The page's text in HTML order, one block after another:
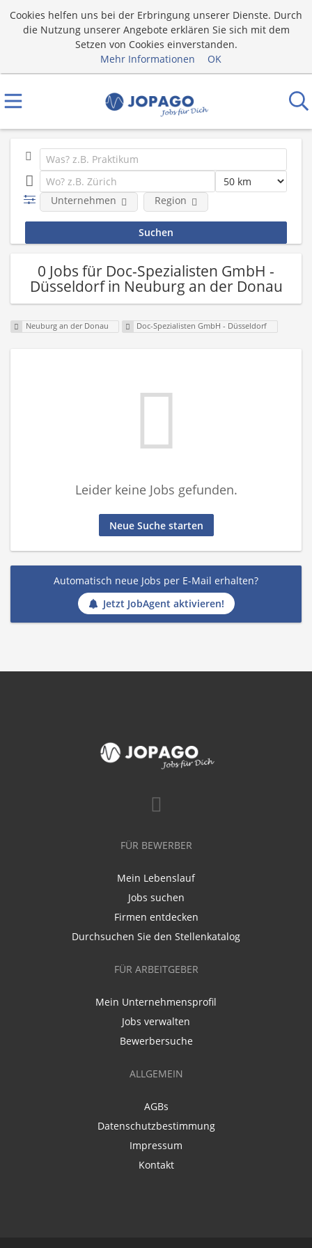
Cookies helfen uns bei der Erbringung unserer Dienste. Durch
die Nutzung unserer Angebote erklären Sie sich mit dem
Setzen von Cookies einverstanden.
Mehr Informationen
OK
Unternehmen Region
0 Jobs für Doc-Spezialisten GmbH -
Düsseldorf in Neuburg an der Donau
Neuburg an der Donau Doc-Spezialisten GmbH - Düsseldorf
Leider keine Jobs gefunden.
Neue Suche starten
Automatisch neue Jobs per E-Mail erhalten?
Jetzt JobAgent aktivieren!
FÜR BEWERBER
Mein Lebenslauf
Jobs suchen
Firmen entdecken
Durchsuchen Sie den Stellenkatalog
FÜR ARBEITGEBER
Mein Unternehmensprofil
Jobs verwalten
Bewerbersuche
ALLGEMEIN
AGBs
Datenschutzbestimmung
Impressum
Kontakt